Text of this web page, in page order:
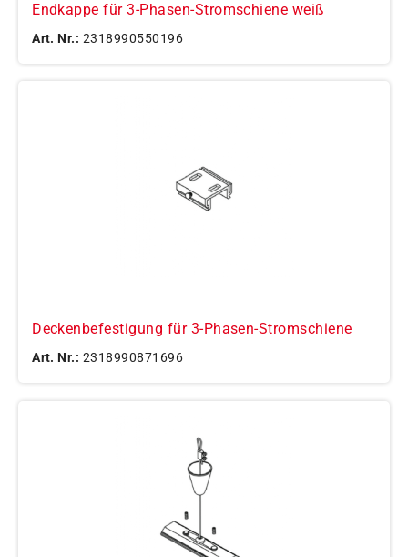
Endkappe für 3-Phasen-Stromschiene weiß
Art. Nr.: 2318990550196
Deckenbefestigung für 3-Phasen-Stromschiene
Art. Nr.: 2318990871696